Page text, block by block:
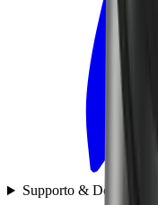
Supporto & Domande